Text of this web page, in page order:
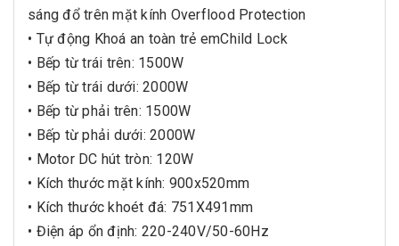
sáng đổ trên mặt kính Overflood Protection
• Tự động Khoá an toàn trẻ emChild Lock
• Bếp từ trái trên: 1500W
• Bếp từ trái dưới: 2000W
• Bếp từ phải trên: 1500W
• Bếp từ phải dưới: 2000W
• Motor DC hút tròn: 120W
• Kích thước mặt kính: 900x520mm
• Kích thước khoét đá: 751X491mm
• Điện áp ổn định: 220-240V/50-60Hz